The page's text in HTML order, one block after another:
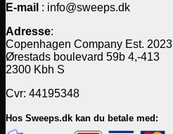
E-mail : info@sweeps.dk
Adresse:
Copenhagen Company Est. 2023
Ørestads boulevard 59b 4,-413
2300 Kbh S
Cvr: 44195348
Hos Sweeps.dk kan du betale med: